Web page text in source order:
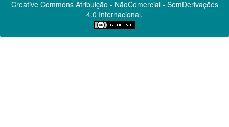
Creative CommonsAtribuição - NãoComercial - SemDerivações
4.0 Internacional.